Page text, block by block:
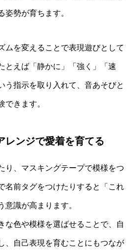
姿勢が育ちます。
ムを変えることで表現遊びとして
とえば「静かに」「強く」「速
う指示を取り入れて、音あそびと
できます。
レンジで愛着を育てる
り、マスキングテープで模様をつ
名前タグをつけたりすると「これ
意識が高まります。
な色や模様を選ばせることで、自
、自己表現を育むことにもつなが